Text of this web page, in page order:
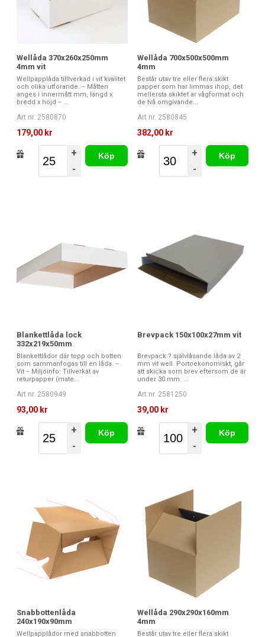
Wellåda 370x260x250mm
4mm vit
Wellpapplåda tilllverkad i vit kvalitet
och olika utförande. -- Måtten
anges i innermått mm, längd x
bredd x höjd -- ...
Art nr. 2580870
179,00 kr
+
-
Köp
Wellåda 700x500x500mm
4mm
Består utav tre eller flera skikt
papper som har limmas ihop, det
mellersta skiktet är vågformat och
de två omgivande...
Art nr. 2580845
382,00 kr
+
-
Köp
Blankettlåda lock
332x219x50mm
Blankettlådor där topp och botten
som sammanfogas till en låda. --
Vit -- Miljöinfo: Tillverkat av
returpapper (mate...
Art nr. 2580949
93,00 kr
+
-
Köp
Brevpack 150x100x27mm vit
Brevpack ? självlåsande låda av 2
mm vit well. Portoekonomiskt, går
att skicka som brev eftersom de är
under 30 mm. ...
Art nr. 2581250
39,00 kr
+
-
Köp
Snabbottenlåda
240x190x90mm
Wellpapplådor med snabbotten
Wellåda 290x290x160mm
4mm
Består utav tre eller flera skikt